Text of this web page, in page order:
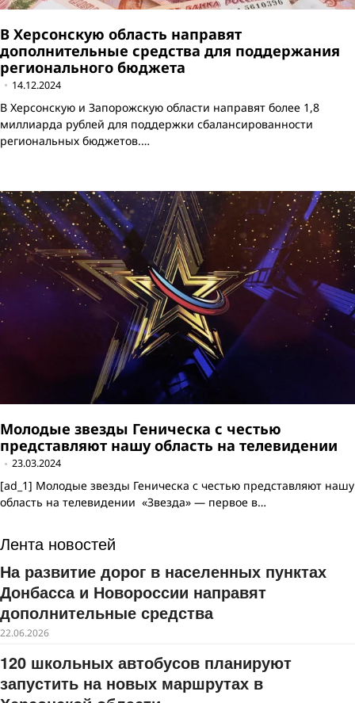
В Херсонскую область направят
дополнительные средства для поддержания
регионального бюджета
14.12.2024
В Херсонскую и Запорожскую области направят более 1,8
миллиарда рублей для поддержки сбалансированности
региональных бюджетов.…
Молодые звезды Геническа с честью
представляют нашу область на телевидении
23.03.2024
[ad_1] Молодые звезды Геническа с честью представляют нашу
область на телевидении «Звезда» — первое в…
Лента новостей
На развитие дорог в населенных пунктах
Донбасса и Новороссии направят
дополнительные средства
22.06.2026
120 школьных автобусов планируют
запустить на новых маршрутах в